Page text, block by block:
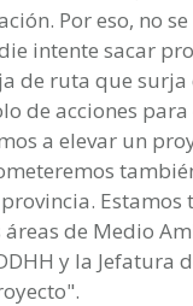
Por eso, no
intente sacar
de ruta que
de acciones
a elevar un
Estamos
de Medio
y la